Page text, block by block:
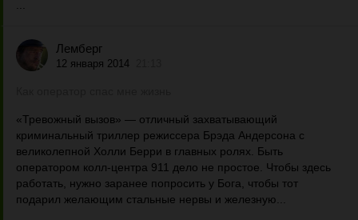
Лемберг
12 января 2014
«Тревожный вызов» — отличный захватывающий
криминальный триллер режиссера Брэда Андерсона с
великолепной Холли Берри в главных ролях. Быть
оператором колл-центра 911 дело не простое. Чтобы здесь
работать, нужно заранее попросить у Бога, чтобы тот
подарил желающим стальные нервы и железную...